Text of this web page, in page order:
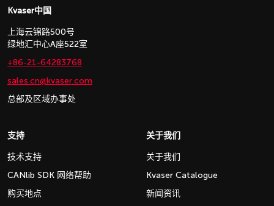
Kvaser中国
上海云锦路500号
绿地汇中心A座522室
+86-21-64283768
sales.cn@kvaser.com
总部及区域办事处
支持
技术支持
CANlib SDK 网络帮助
购买地点
关于我们
关于我们
Kvaser Catalogue
新闻资讯